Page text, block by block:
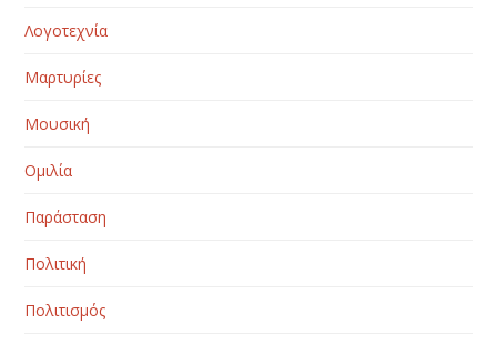
Λογοτεχνία
Μαρτυρίες
Μουσική
Ομιλία
Παράσταση
Πολιτική
Πολιτισμός